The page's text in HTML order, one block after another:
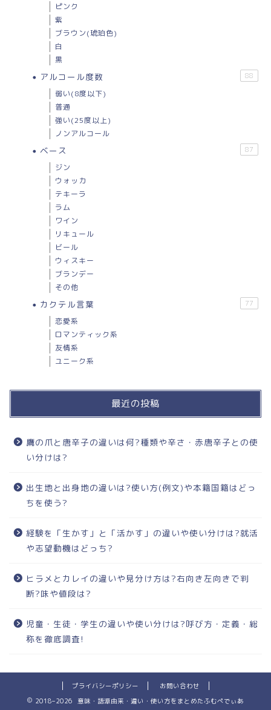
ピンク
紫
ブラウン(琥珀色)
白
黒
アルコール度数 88
弱い(8度以下)
普通
強い(25度以上)
ノンアルコール
ベース 87
ジン
ウォッカ
テキーラ
ラム
ワイン
リキュール
ビール
ウィスキー
ブランデー
その他
カクテル言葉 77
恋愛系
ロマンティック系
友情系
ユニーク系
最近の投稿
鷹の爪と唐辛子の違いは何?種類や辛さ・赤唐辛子との使
い分けは?
出生地と出身地の違いは?使い方(例文)や本籍国籍はどっ
ちを使う?
経験を「生かす」と「活かす」の違いや使い分けは?就活
や志望動機はどっち?
ヒラメとカレイの違いや見分け方は?右向き左向きで判
断?味や値段は?
児童・生徒・学生の違いや使い分けは?呼び方・定義・総
称を徹底調査!
プライバシーポリシー
お問い合わせ
2018–2026 意味・語源由来・違い・使い方をまとめたふむぺでぃあ